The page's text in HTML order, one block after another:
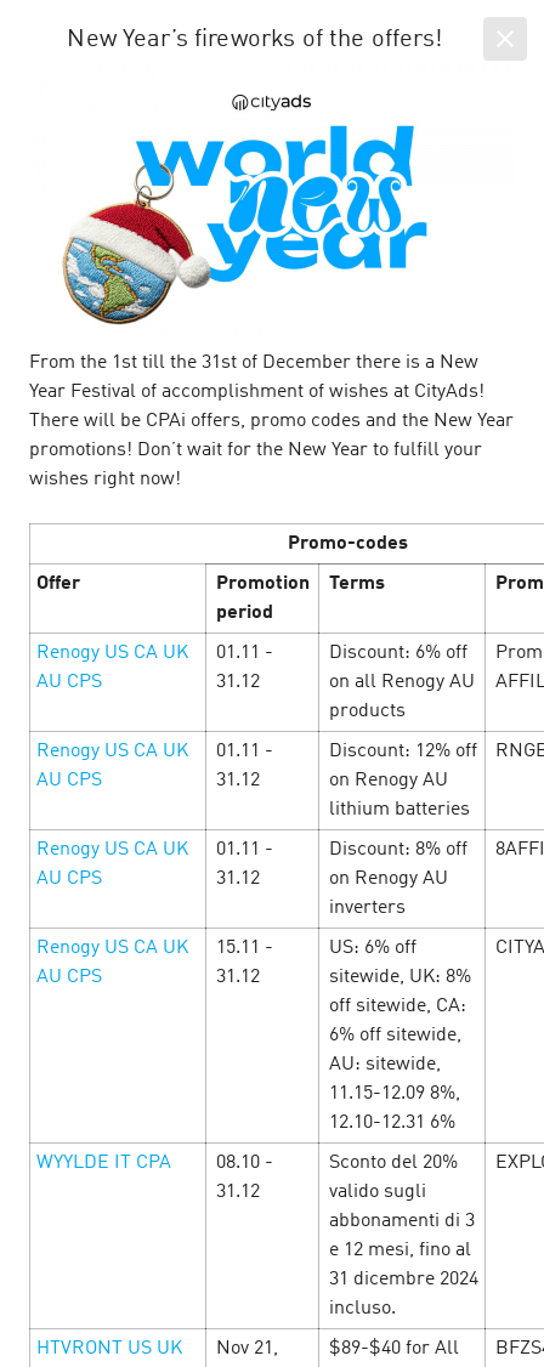
SIGN IN
Company news & articles
E-com офферы на летней волне16
С 1 по 30 июня балансируем между золотым загаром и
золотыми цифрами. Лето манит на пляж, а каталог
Cityads — на щедрые ставки, бонусы и уникальные
промокоды. Сёрфь по офферам и прокачи…
LEARN MORE
Включайся в майский фестиваль
С 21 апреля по 11 мая ловим баланс: немного отдыха,
подборке тебя ждут офферы с щедрыми ставками,
бонусами и промокодами. Открывай офферы …
New Year’s fireworks of the offers!
From the 1st till the 31st of December there is a New
Year Festival of accomplishment of wishes at CityAds!
There will be CPAi offers, promo codes and the New Year
promotions! Don’t wait for the New Year to fulfill your
wishes right now!
Promo-codes
Offer
Promotion
period
Terms
Renogy US CA UK
AU CPS
01.11 -
31.12
Discount: 6% off
on all Renogy AU
products
Renogy US CA UK
AU CPS
01.11 -
31.12
Discount: 12% off
on Renogy AU
lithium batteries
Renogy US CA UK
AU CPS
01.11 -
31.12
Discount: 8% off
on Renogy AU
inverters
Renogy US CA UK
AU CPS
15.11 -
31.12
US: 6% off
sitewide, UK: 8%
off sitewide, CA:
6% off sitewide,
AU: sitewide,
11.15-12.09 8%,
12.10-12.31 6%
WYYLDE IT CPA
08.10 -
31.12
Sconto del 20%
valido sugli
abbonamenti di 3
e 12 mesi, fino al
31 dicembre 2024
incluso.
HTVRONT US UK
Nov 21,
$89-$40 for All